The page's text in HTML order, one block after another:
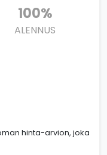
100%
ALENNUS
hinta-arvion, joka